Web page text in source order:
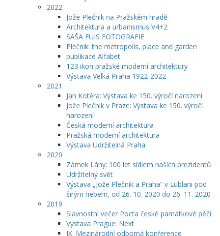
2022
Jože Plečnik na Pražském hradě
Architektura a urbanismus V4+2
SAŠA FUIS FOTOGRAFIE
Plečnik: the metropolis, place and garden
publikace Alfabet
123 ikon pražské moderní architektury
Výstava Velká Praha 1922-2022
2021
Jan Kotěra: Výstava ke 150. výročí narození
Jože Plečnik v Praze: Výstava ke 150. výročí
narození
Česká moderní architektura
Pražská moderní architektura
Výstava Udržitelná Praha
2020
Zámek Lány: 100 let sídlem našich prezidentů
Udržitelný svět
Výstava „Jože Plečnik a Praha“ v Lublani pod
širým nebem, od 26. 10. 2020 do 26. 11. 2020
2019
Slavnostní večer Pocta české památkové péči
Výstava Prague: Next
IX. Mezinárodní odborná konference